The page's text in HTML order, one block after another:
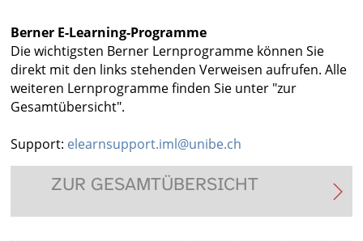
Berner E-Learning-Programme
Die wichtigsten Berner Lernprogramme können Sie
direkt mit den links stehenden Verweisen aufrufen. Alle
weiteren Lernprogramme finden Sie unter "zur
Gesamtübersicht".
Support: elearnsupport.iml@unibe.ch
ZUR GESAMTÜBERSICHT